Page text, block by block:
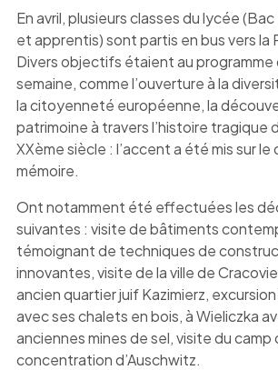
En avril, plusieurs classes du lycée (Bac
et apprentis) sont partis en bus vers la
Divers objectifs étaient au
semaine, comme l’ouverture à la
la citoyenneté européenne, la
patrimoine à travers l’histoire tragique
XXème siècle : l’accent a été mis sur le
mémoire.
Ont notamment été effectuées les
suivantes : visite de bâtiments
témoignant de techniques de
innovantes, visite de la ville de
ancien quartier juif Kazimierz,
avec ses chalets en bois, à Wieliczka
anciennes mines de sel, visite du camp
concentration d’Auschwitz.